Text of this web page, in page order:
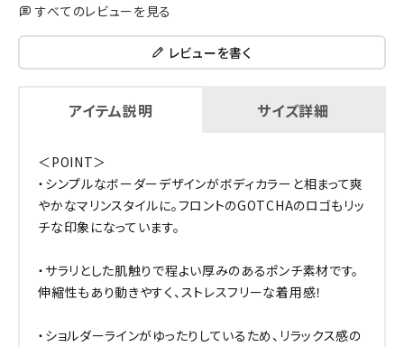
すべてのレビューを見る
レビューを書く
アイテム説明 サイズ詳細
＜POINT＞
・シンプルなボーダーデザインがボディカラーと相まって爽
やかなマリンスタイルに。フロントのGOTCHAのロゴもリッ
チな印象になっています。
・サラリとした肌触りで程よい厚みのあるポンチ素材です。
伸縮性もあり動きやすく、ストレスフリーな着用感！
・ショルダーラインがゆったりしているため、リラックス感の